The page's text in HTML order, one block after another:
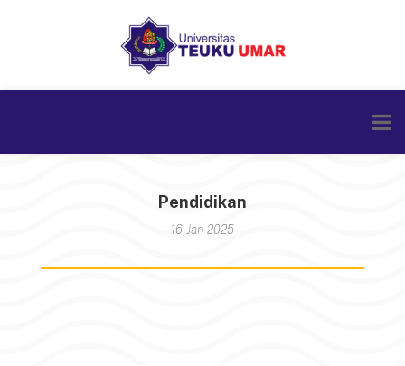
Pendidikan
16 Jan 2025